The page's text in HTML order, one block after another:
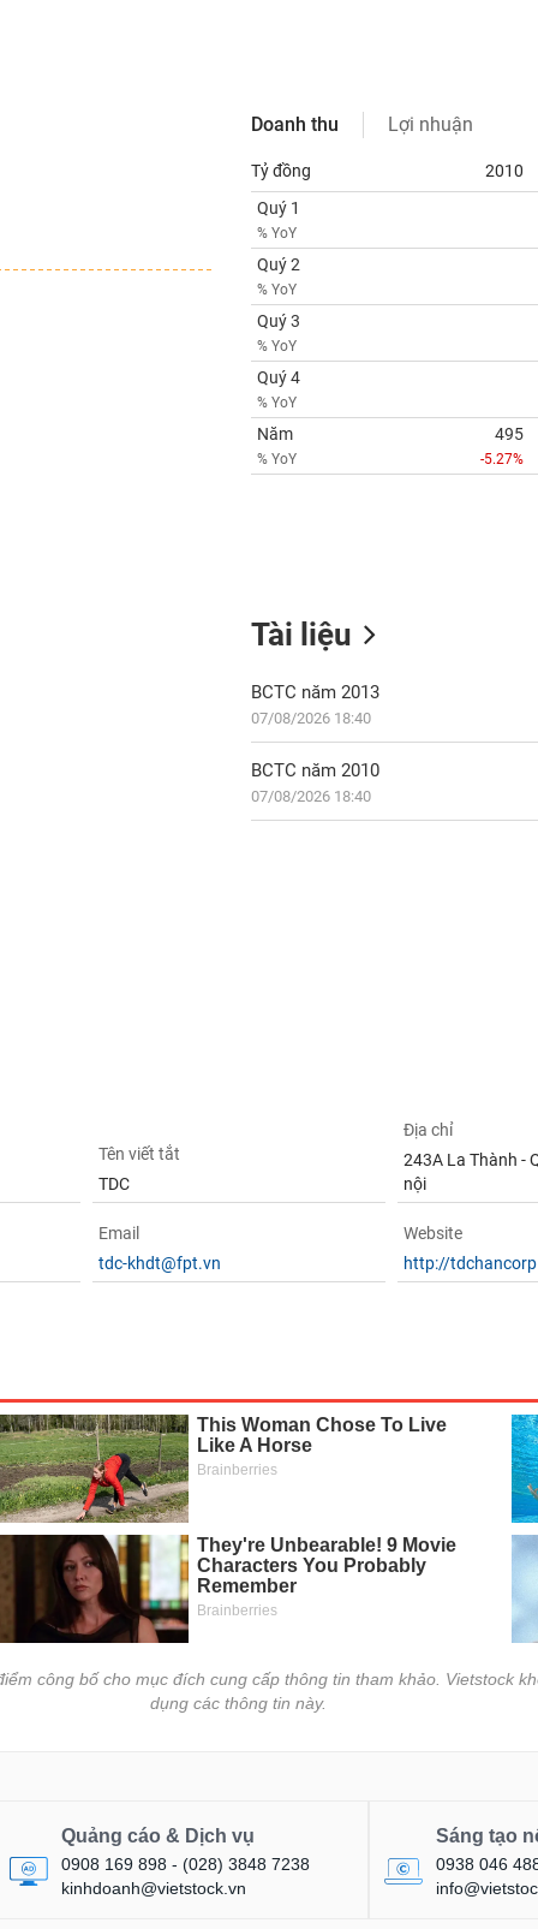
Doanh thu Lợi nhuận
Tỷ đồng
2010
Quý 1
% YoY
Quý 2
% YoY
Quý 3
% YoY
Quý 4
% YoY
Năm
% YoY
495
-5.27%
Tài liệu
BCTC năm 2013
07/08/2026 18:40
BCTC năm 2010
07/08/2026 18:40
Tên viết tắt
TDC
Địa chỉ
243A La Thành -
nội
Email
tdc-khdt@fpt.vn
Website
http://
công bố cho mục đích cung cấp thông tin tham khảo. Vietstock
dụng các thông tin này.
Quảng cáo & Dịch vụ
0908 169 898 - (028) 3848 7238
kinhdoanh@vietstock.vn
Sáng tạo
0938 046